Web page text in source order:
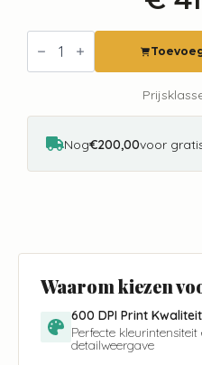
Fotobehang
8028
Painted
Nog€200,00voor
Waarom kiezen
600 DPI Print Kwaliteit
Perfecte
detailweergave